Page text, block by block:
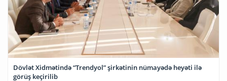
Dövlət Xidmətində “Trendyol” şirkətinin nümayədə heyəti ilə
görüş keçirilib